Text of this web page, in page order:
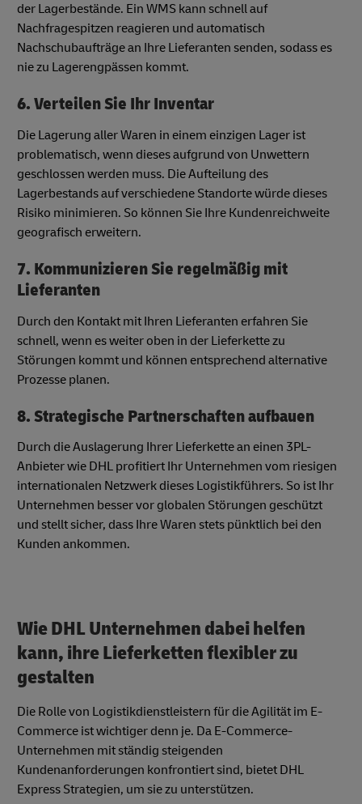
der Lagerbestände. Ein WMS kann schnell auf
Nachfragespitzen reagieren und automatisch
Nachschubaufträge an Ihre Lieferanten senden, sodass es
nie zu Lagerengpässen kommt.
6. Verteilen Sie Ihr Inventar
Die Lagerung aller Waren in einem einzigen Lager ist
problematisch, wenn dieses aufgrund von Unwettern
geschlossen werden muss. Die Aufteilung des
Lagerbestands auf verschiedene Standorte würde dieses
Risiko minimieren. So können Sie Ihre Kundenreichweite
geografisch erweitern.
7. Kommunizieren Sie regelmäßig mit
Lieferanten
Durch den Kontakt mit Ihren Lieferanten erfahren Sie
schnell, wenn es weiter oben in der Lieferkette zu
Störungen kommt und können entsprechend alternative
Prozesse planen.
8. Strategische Partnerschaften aufbauen
Durch die Auslagerung Ihrer Lieferkette an einen 3PL-
Anbieter wie DHL profitiert Ihr Unternehmen vom riesigen
internationalen Netzwerk dieses Logistikführers. So ist Ihr
Unternehmen besser vor globalen Störungen geschützt
und stellt sicher, dass Ihre Waren stets pünktlich bei den
Kunden ankommen.
Wie DHL Unternehmen dabei helfen
kann, ihre Lieferketten flexibler zu
gestalten
Die Rolle von Logistikdienstleistern für die Agilität im E-
Commerce ist wichtiger denn je. Da E-Commerce-
Unternehmen mit ständig steigenden
Kundenanforderungen konfrontiert sind, bietet DHL
Express Strategien, um sie zu unterstützen.